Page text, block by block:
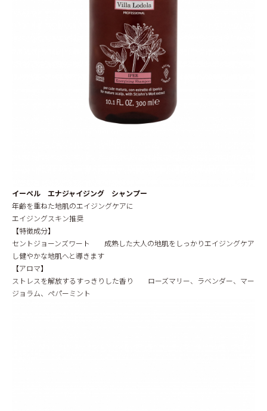
イーペル エナジャイジング シャンプー
年齢を重ねた地肌のエイジングケアに
エイジングスキン推奨
【特徴成分】
セントジョーンズワート 成熟した大人の地肌をしっかりエイジングケア
し健やかな地肌へと導きます
【アロマ】
ストレスを解放するすっきりした香り ローズマリー、ラベンダー、マー
ジョラム、ペパーミント